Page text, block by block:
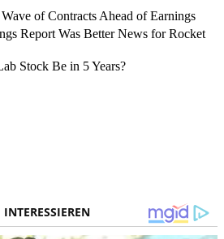
of Contracts Ahead of Earnings
Report Was Better News for Rocket
Stock Be in 5 Years?